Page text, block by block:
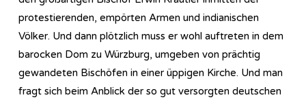
protestierenden, empörten Armen und indianischen
Völker. Und dann plötzlich muss er wohl auftreten in dem
barocken Dom zu Würzburg, umgeben von prächtig
gewandeten Bischöfen in einer üppigen Kirche. Und man
fragt sich beim Anblick der so gut versorgten deutschen